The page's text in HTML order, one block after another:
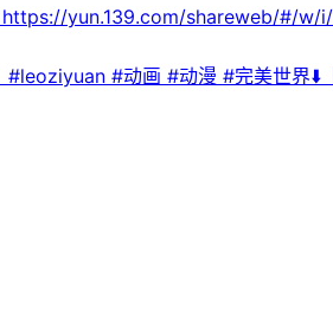
克网盘📁 大小：N🏷️标签：#quark
yun.139.com/shareweb/#/w/i/
#动画 #动漫 #完美世界⬇️